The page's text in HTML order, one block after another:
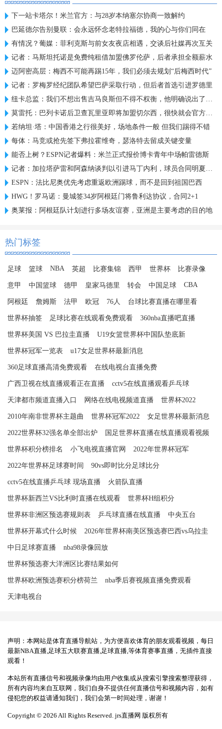
下一站卡塔尔！米兰官方：与28岁本纳塞尔协商一致解约
巴延德尔告别曼联：会永远怀念老特拉福德，我的心与你们同在
有情况？葡媒：菲利克斯与前女友夜店相遇，交谈后社媒再次互关
记者：马斯坦托诺是免费纯租借加盟佛罗伦萨，后者承担全额薪水
迈阿密高层：梅西不可能再踢15年，我们必须去规划“后梅西时代”
记者：罗梅罗经纪团队希望巴萨采取行动，但后者首选引进罗德里
纽卡总监：我们不想出售吉马良斯但不得不权衡，他明确说出了意愿
莫雷托：巴列卡诺后卫查瓦里亚即将加盟切尔西，很快就会官方宣布
若纳坦·塔：中国香港之行很美好，场地条件一般 但我们踢得不错
每体：马竞或抢先签下弗拉霍维奇，瑟洛特去留成关键变量
能否上树？ESPN记者爆料：米兰正式报价博卡青年中场帕雷德斯
记者：加拉塔萨雷和阿森纳谈判以引进马丁内利，球员合同明夏到期
ESPN：法比尼奥优先考虑重返欧洲踢球，而不是回到祖国巴西
HWG！罗马诺：曼城签34岁阿根廷门将鲁利达协议，合同2+1
奥莱报：阿根廷队计划进行多场友谊赛，亚洲是主要考虑的目的地
热门标签
足球 篮球 NBA 英超 比赛集锦 西甲 世界杯 比赛录像
意甲 中国篮球 德甲 皇家马德里 转会 中国足球 CBA
阿根廷 詹姆斯 法甲 欧冠 76人 台球比赛直播在哪里看
世界杯抽签 足球比赛在线观看免费观看 360nba直播吧直播
世界杯美国 VS 巴拉圭直播 U19女篮世界杯中国队垫底新
世界杯冠军一览表 u17女足世界杯最新消息
360足球直播高清免费观看 在线电视台直播免费
广西卫视在线直播观看正在直播 cctv5在线直播观看乒乓球
天津都市频道直播入口 网络在线电视频道直播 世界杯2022
2010年南非世界杯主题曲 世界杯冠军2022 女足世界杯最新消息
2022世界杯32强名单全部出炉 国足世界杯直播在线直播观看视频
世界杯积分榜排名 小飞电视直播官网 2022年世界杯冠军
2022年世界杯足球赛时间 90vs即时比分足球比分
cctv5在线直播乒乓球 现场直播 火箭队直播
世界杯新西兰VS比利时直播在线观看 世界杯H组积分
世界杯非洲区预选赛规则表 乒乓球直播在线直播 中央五台
世界杯开幕式什么时候 2026年世界杯南美区预选赛巴西vs乌拉圭
中日足球赛直播 nba98录像回放
世界杯预选赛大洋洲区比赛结果如何
世界杯欧洲预选赛积分榜荷兰 nba季后赛视频直播免费观看
天津电视台
声明：本网站是体育直播导航站，为方便喜欢体育的朋友观看视频，每日
最新NBA直播,足球五大联赛直播,足球直播,等体育赛事直播，无插件直接
观看！
本站所有直播信号和视频录像均由用户收集或从搜索引擎搜索整理获得，
所有内容均来自互联网，我们自身不提供任何直播信号和视频内容，如有
侵犯您的权益请通知我们，我们会第一时间处理，谢谢！
Copyright © 2026 All Rights Reserved. jrs直播网 版权所有